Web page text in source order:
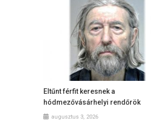
Eltűnt férfit keresnek a
hódmezővásárhelyi rendőrök
augusztus 3, 2026